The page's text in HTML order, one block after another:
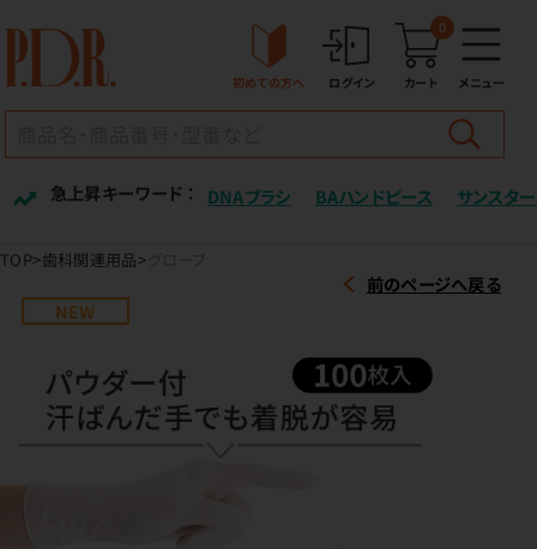
初めての方へ ログイン カート
0
メニュー
急上昇キーワード ： DNAブラシ BAハンドピース サンスター
TOP 歯科関連用品
前のページへ戻る
NEW